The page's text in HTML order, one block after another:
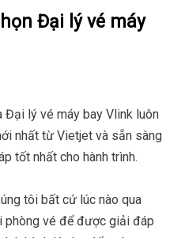
Đại lý vé máy
Đại lý vé máy bay Vlink luôn
nhất từ Vietjet và sẵn sàng
tốt nhất cho hành trình.
tôi bất cứ lúc nào qua
phòng vé để được giải đáp